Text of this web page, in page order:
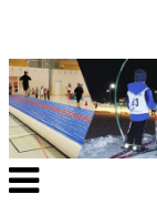
Veksle
navigasjon